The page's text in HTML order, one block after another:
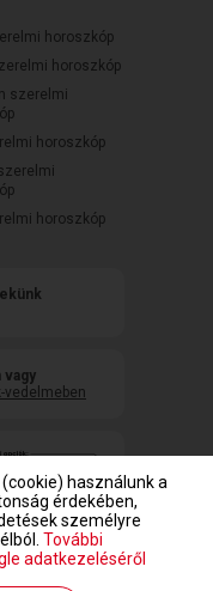
horoszkóp
horoszkóp
szerelmi
horoszkóp
horoszkóp
vagy
vedelmeben
használunk a
érdekében,
személyre
További
adatkezeléséről